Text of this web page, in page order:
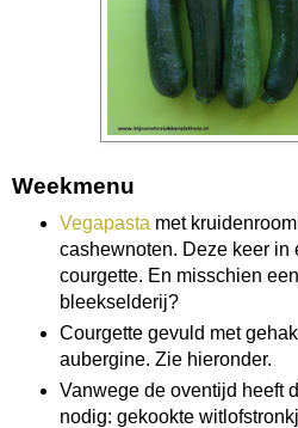
Weekmenu
Vegapasta met
cashewnoten. Deze keer in
courgette. En misschien
bleekselderij?
Courgette gevuld met
aubergine. Zie hieronder.
Vanwege de oventijd heeft
nodig: gekookte